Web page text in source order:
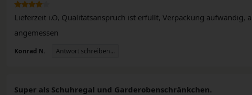
Lieferzeit i.O, Qualitätsanspruch ist erfüllt, Verpackung aufwändig,
angemessen
Konrad N. Antwort schreiben...
Super als Schuhregal und Garderobenschränkchen.